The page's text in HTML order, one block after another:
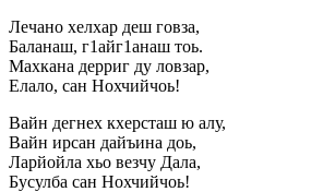
Лечано хелхар деш говза,
Баланаш, г1айг1анаш тоь.
Махкана дерриг ду ловзар,
Елало, сан Нохчийчоь!
Вайн дегнех кхерсташ ю алу,
Вайн ирсан дайъина доь,
Ларйойла хьо везчу Дала,
Бусулба сан Нохчийчоь!